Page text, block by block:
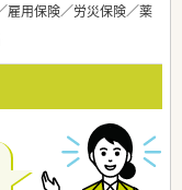
雇用保険／労災保険／薬